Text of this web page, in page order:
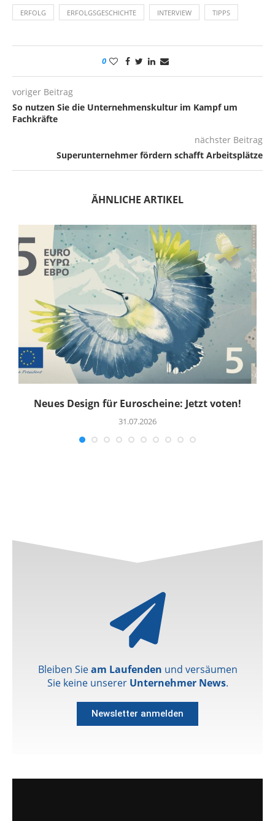
ERFOLG ERFOLGSGESCHICHTE INTERVIEW TIPPS
0
voriger Beitrag
So nutzen Sie die Unternehmenskultur im Kampf um
Fachkräfte
nächster Beitrag
Superunternehmer fördern schafft Arbeitsplätze
ÄHNLICHE ARTIKEL
Neues Design für Euroscheine: Jetzt voten!
31.07.2026
Bleiben Sieam Laufenden und versäumen
Sie keine unserer Unternehmer News.
Newsletter anmelden